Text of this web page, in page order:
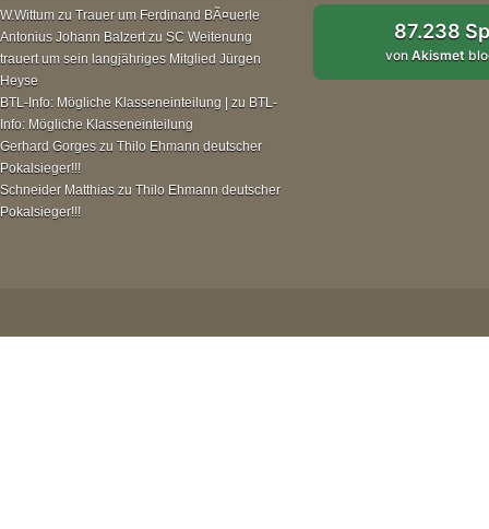
W.Wittum zu Trauer um Ferdinand BÃ¤uerle
Antonius Johann Balzertzu SC Weitenung
trauert um sein langjähriges Mitglied Jürgen
Heyse
BTL-Info: Mögliche Klasseneinteilung |
zu BTL-
Info: Mögliche Klasseneinteilung
Gerhard Gorges zu Thilo Ehmann deutscher
Pokalsieger!!!
Schneider Matthias zu Thilo Ehmann deutscher
Pokalsieger!!!
87.238
vonAkismet